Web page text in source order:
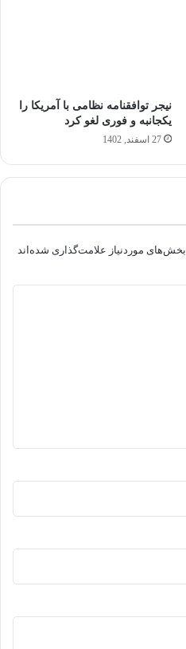
نیجر توافقنامه نظامی با آمریکا را
یکجانبه و فوری لغو کرد
27 اسفند, 1402
بخش‌های موردنیاز علامت‌گذاری شده‌اند